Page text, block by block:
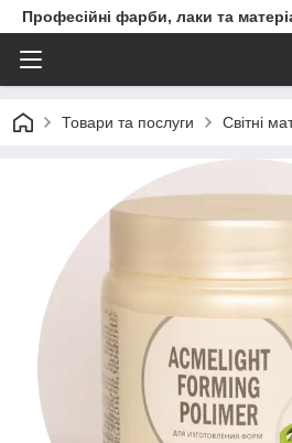
Професійні фарби, лаки та
Товари та послуги Світні